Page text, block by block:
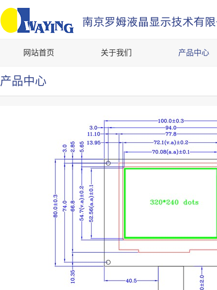
网站首页 关于我们 产品中心
产品中心